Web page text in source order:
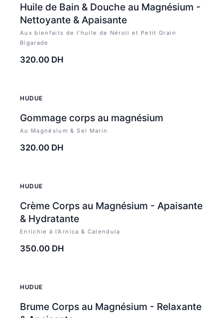
Huile de Bain & Douche au Magnésium -
Nettoyante & Apaisante
Aux bienfaits de l’huile de Néroli et Petit Grain
Bigarade
320.00 DH
HUDUE
Gommage corps au magnésium
Au Magnésium & Sel Marin
320.00 DH
HUDUE
Crème Corps au Magnésium - Apaisante
& Hydratante
Enrichie à l’Arnica & Calendula
350.00 DH
HUDUE
Brume Corps au Magnésium - Relaxante